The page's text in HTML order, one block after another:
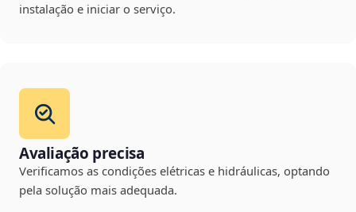
instalação e iniciar o serviço.
Avaliação precisa
Verificamos as condições elétricas e hidráulicas, optando
pela solução mais adequada.